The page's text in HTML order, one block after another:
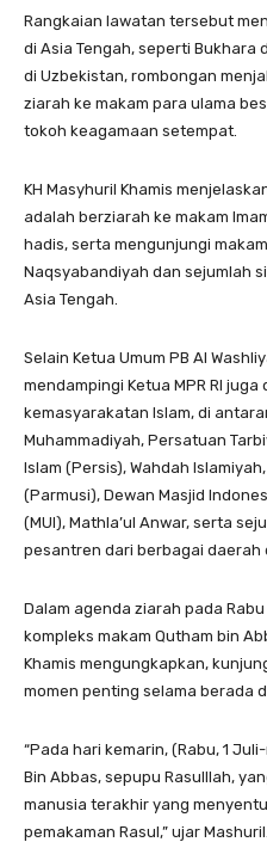
Rangkaian lawatan tersebut
di Asia Tengah, seperti Bukhara
di Uzbekistan, rombongan
ziarah ke makam para ulama
tokoh keagamaan setempat.
KH Masyhuril Khamis
adalah berziarah ke makam
hadis, serta mengunjungi
Naqsyabandiyah dan sejumlah
Asia Tengah.
Selain Ketua Umum PB Al
mendampingi Ketua MPR RI
kemasyarakatan Islam, di
Muhammadiyah, Persatuan
Islam (Persis), Wahdah
(Parmusi), Dewan Masjid
(MUI), Mathla’ul Anwar, serta
pesantren dari berbagai daerah
Dalam agenda ziarah pada
kompleks makam Qutham bin
Khamis mengungkapkan,
momen penting selama berada
“Pada hari kemarin, (Rabu, 1
Bin Abbas, sepupu Rasulllah,
manusia terakhir yang
pemakaman Rasul,” ujar Mashuril.